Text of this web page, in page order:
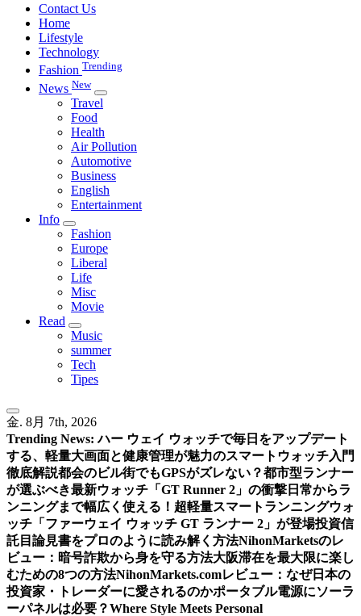
Contact Us
Home
Lifestyle
Technology
Fashion Trending
News New
Travel
Food
Health
Air Pollution
Automotive
Business
English
Entertainment
Info
Fashion
Europe
Liberal
Life
Misc
Movie
Read
Music
summer
Tech
Tipes
金. 8月 7th, 2026
Trending News: ハー ウェイ ウォッチで毎日をアップデート
する、軽量大画面と健康管理が魅力のスマートウォッチ入門
徹底解説都会のビル街でもGPSがズレない？都市型ランナー
が選ぶべき最新ウォッチ「GT Runner 2」の衝撃 日常からラ
ンニングまで幅広く使える！超軽量スマートランニングウォ
ッチ「ファーウェイ ウォッチ GT ランナー 2」が登場投資信
託目論見書をプロのように読み解く方法NihonMarketsのレ
ビュー：暗号詐欺から身を守る方法大阪滞在を最大限に楽し
むための8つの方法NihonMarkets.comレビュー：なぜ日本の
投資家・トレーダーに愛されるのかポータブル電源にソーラ
ーパネルは必要？Where Style Meets Personal